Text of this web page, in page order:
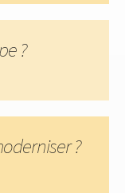
?
?